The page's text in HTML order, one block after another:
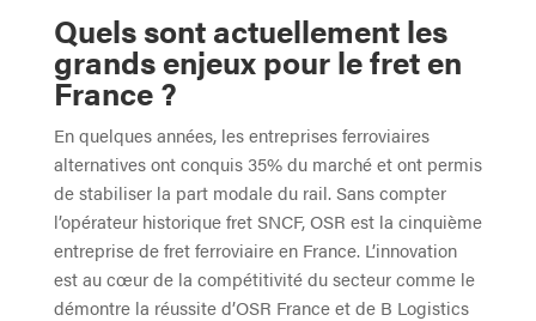
Quels sont actuellement les
grands enjeux pour le fret en
France ?
En quelques années, les entreprises ferroviaires
alternatives ont conquis 35% du marché et ont permis
de stabiliser la part modale du rail. Sans compter
l’opérateur historique fret SNCF, OSR est la cinquième
entreprise de fret ferroviaire en France. L’innovation
est au cœur de la compétitivité du secteur comme le
démontre la réussite d’OSR France et de B Logistics